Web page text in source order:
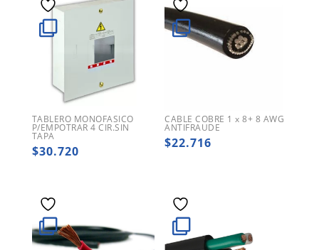
TABLERO MONOFASICO
P/EMPOTRAR 4 CIR.SIN
TAPA
$30.720
CABLE COBRE 1 x 8+ 8 AWG
ANTIFRAUDE
$22.716